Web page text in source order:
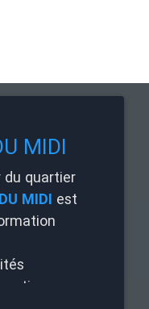
LES ATELIERS
Une infrastructure,
des équipements
adaptés aux besoins
formations.